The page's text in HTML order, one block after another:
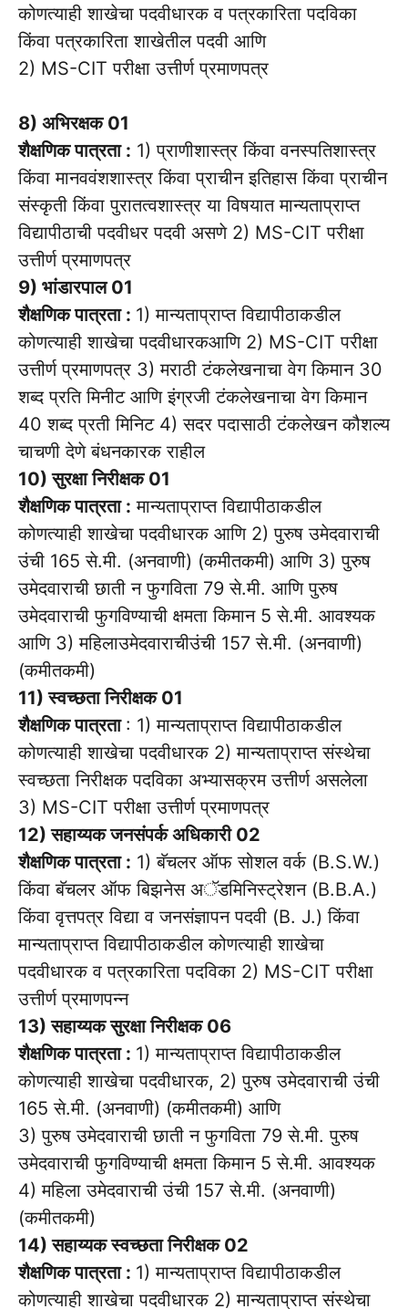
कोणत्याही शाखेचा पदवीधारक व पत्रकारिता पदविका
किंवा पत्रकारिता शाखेतील पदवी आणि
2) MS-CIT परीक्षा उत्तीर्ण प्रमाणपत्र
8) अभिरक्षक 01
शैक्षणिक पात्रता : 1) प्राणीशास्त्र किंवा वनस्पतिशास्त्र
किंवा मानववंशशास्त्र किंवा प्राचीन इतिहास किंवा प्राचीन
संस्कृती किंवा पुरातत्वशास्त्र या विषयात मान्यताप्राप्त
विद्यापीठाची पदवीधर पदवी असणे 2) MS-CIT परीक्षा
उत्तीर्ण प्रमाणपत्र
9) भांडारपाल 01
शैक्षणिक पात्रता : 1) मान्यताप्राप्त विद्यापीठाकडील
कोणत्याही शाखेचा पदवीधारकआणि 2) MS-CIT परीक्षा
उत्तीर्ण प्रमाणपत्र 3) मराठी टंकलेखनाचा वेग किमान 30
शब्द प्रति मिनीट आणि इंग्रजी टंकलेखनाचा वेग किमान
40 शब्द प्रती मिनिट 4) सदर पदासाठी टंकलेखन कौशल्य
चाचणी देणे बंधनकारक राहील
10) सुरक्षा निरीक्षक 01
शैक्षणिक पात्रता : मान्यताप्राप्त विद्यापीठाकडील
कोणत्याही शाखेचा पदवीधारक आणि 2) पुरुष उमेदवाराची
उंची 165 से.मी. (अनवाणी) (कमीतकमी) आणि 3) पुरुष
उमेदवाराची छाती न फुगविता 79 से.मी. आणि पुरुष
उमेदवाराची फुगविण्याची क्षमता किमान 5 से.मी. आवश्यक
आणि 3) महिलाउमेदवाराचीउंची 157 से.मी. (अनवाणी)
(कमीतकमी)
11) स्वच्छता निरीक्षक 01
शैक्षणिक पात्रता : 1) मान्यताप्राप्त विद्यापीठाकडील
कोणत्याही शाखेचा पदवीधारक 2) मान्यताप्राप्त संस्थेचा
स्वच्छता निरीक्षक पदविका अभ्यासक्रम उत्तीर्ण असलेला
3) MS-CIT परीक्षा उत्तीर्ण प्रमाणपत्र
12) सहाय्यक जनसंपर्क अधिकारी 02
शैक्षणिक पात्रता : 1) बॅचलर ऑफ सोशल वर्क (B.S.W.)
किंवा बॅचलर ऑफ बिझनेस अॅडमिनिस्ट्रेशन (B.B.A.)
किंवा वृत्तपत्र विद्या व जनसंज्ञापन पदवी (B. J.) किंवा
मान्यताप्राप्त विद्यापीठाकडील कोणत्याही शाखेचा
पदवीधारक व पत्रकारिता पदविका 2) MS-CIT परीक्षा
उत्तीर्ण प्रमाणपन्न
13) सहाय्यक सुरक्षा निरीक्षक 06
शैक्षणिक पात्रता : 1) मान्यताप्राप्त विद्यापीठाकडील
कोणत्याही शाखेचा पदवीधारक, 2) पुरुष उमेदवाराची उंची
165 से.मी. (अनवाणी) (कमीतकमी) आणि
3) पुरुष उमेदवाराची छाती न फुगविता 79 से.मी. पुरुष
उमेदवाराची फुगविण्याची क्षमता किमान 5 से.मी. आवश्यक
4) महिला उमेदवाराची उंची 157 से.मी. (अनवाणी)
(कमीतकमी)
14) सहाय्यक स्वच्छता निरीक्षक 02
शैक्षणिक पात्रता : 1) मान्यताप्राप्त विद्यापीठाकडील
कोणत्याही शाखेचा पदवीधारक 2) मान्यताप्राप्त संस्थेचा